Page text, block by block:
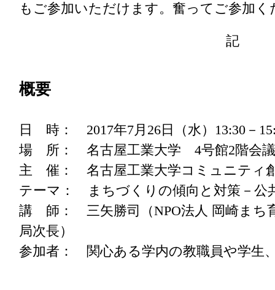
もご参加いただけます。奮ってご参加く
記
概要
日 時： 2017年7月26日（水）13:30－
場 所： 名古屋工業大学 4号館2階会
主 催： 名古屋工業大学コミュニティ
テーマ： まちづくりの傾向と対策－公
講 師： 三矢勝司（NPO法人 岡崎まち
局次長）
参加者： 関心ある学内の教職員や学生